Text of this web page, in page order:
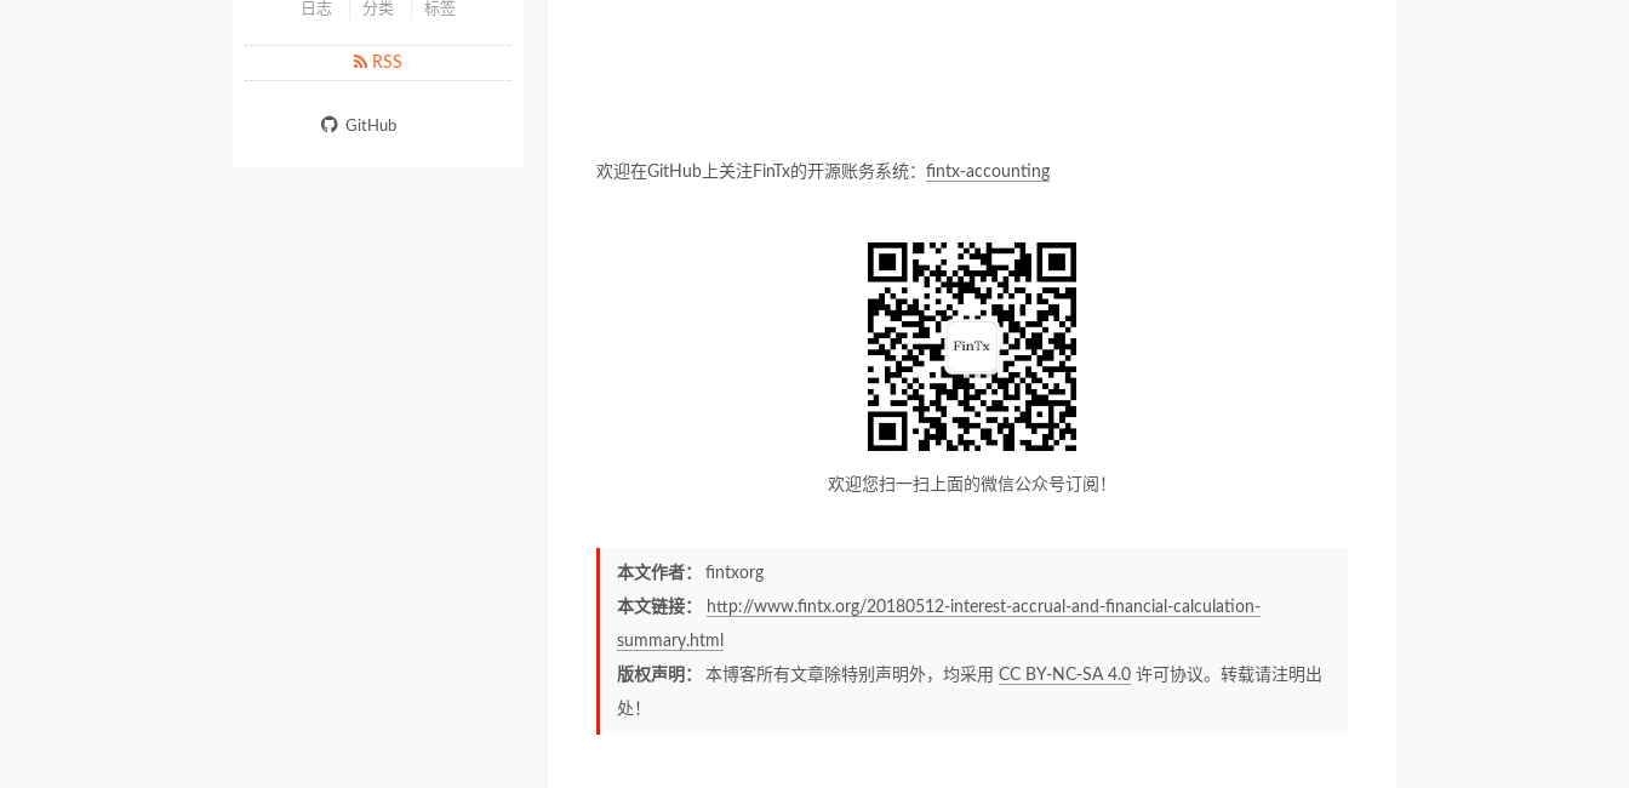
欢迎在GitHub上关注FinTx的开源账务系统： fintx-accounting
欢迎您扫一扫上面的微信公众号订阅！
本文作者： fintxorg
本文链接：
http://www.fintx.org/20180512-interest-accrual-and-financial-calculation-
summary.html
版权声明： 本博客所有文章除特别声明外，均采用 CC BY-NC-SA 4.0 许可协议。转载请注明出
处！
日志 分类 标签
RSS
GitHub